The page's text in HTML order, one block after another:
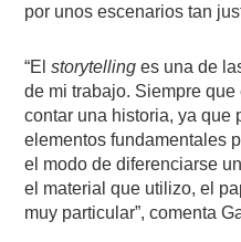
por unos escenarios tan
“Elstorytelling es una de
de mi trabajo. Siempre
contar una historia, ya que
elementos fundamentales
el modo de diferenciarse
el material que utilizo, el
muy particular”, comenta